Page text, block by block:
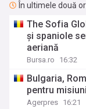
În ultimele două
The Sofia
şi spaniole
aeriană
Bursa.ro 16:32
Bulgaria,
pentru
Agerpres 16:21